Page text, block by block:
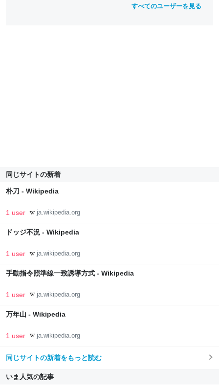
すべてのユーザーを見る
同じサイトの新着
朴刀 - Wikipedia
1 user ja.wikipedia.org
ドッジ不況 - Wikipedia
1 user ja.wikipedia.org
手動指令照準線一致誘導方式 - Wikipedia
1 user ja.wikipedia.org
万年山 - Wikipedia
1 user ja.wikipedia.org
同じサイトの新着をもっと読む
いま人気の記事